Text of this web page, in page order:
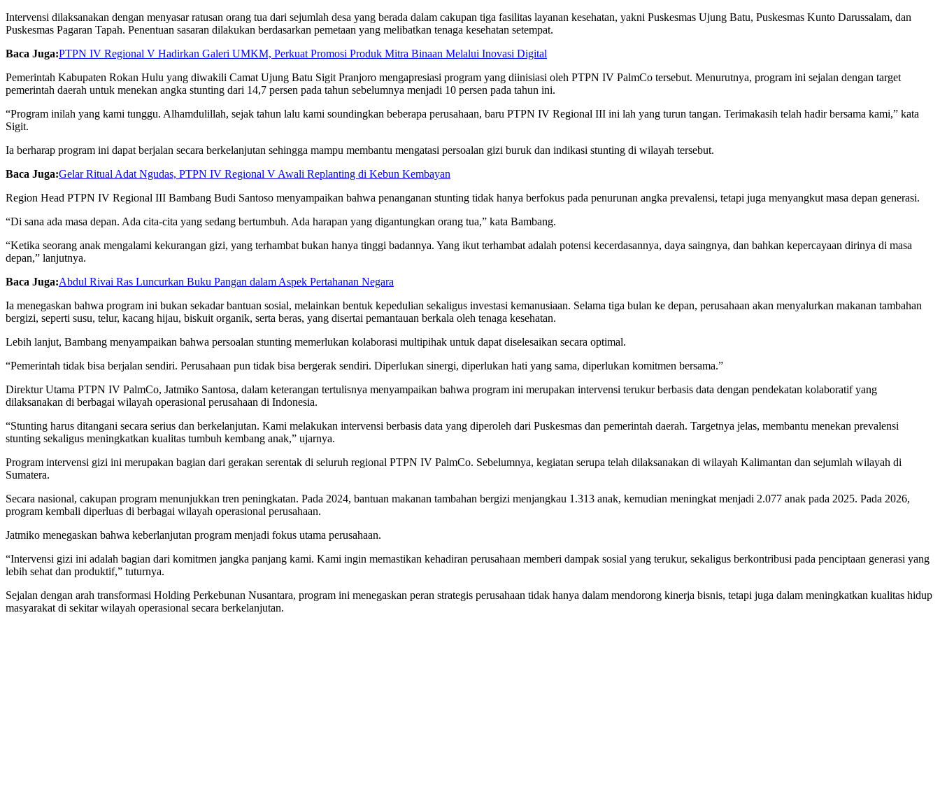
Intervensi dilaksanakan dengan menyasar ratusan orang tua dari sejumlah desa yang berada dalam cakupan tiga fasilitas layanan kesehatan, yakni Puskesmas Ujung Batu, Puskesmas Kunto Darussalam, dan
Puskesmas Pagaran Tapah. Penentuan sasaran dilakukan berdasarkan pemetaan yang melibatkan tenaga kesehatan setempat.
Baca Juga:PTPN IV Regional V Hadirkan Galeri UMKM, Perkuat Promosi Produk Mitra Binaan Melalui Inovasi Digital
Pemerintah Kabupaten Rokan Hulu yang diwakili Camat Ujung Batu Sigit Pranjoro mengapresiasi program yang diinisiasi oleh PTPN IV PalmCo tersebut. Menurutnya, program ini sejalan dengan target
pemerintah daerah untuk menekan angka stunting dari 14,7 persen pada tahun sebelumnya menjadi 10 persen pada tahun ini.
“Program inilah yang kami tunggu. Alhamdulillah, sejak tahun lalu kami soundingkan beberapa perusahaan, baru PTPN IV Regional III ini lah yang turun tangan. Terimakasih telah hadir bersama kami,” kata
Sigit.
Ia berharap program ini dapat berjalan secara berkelanjutan sehingga mampu membantu mengatasi persoalan gizi buruk dan indikasi stunting di wilayah tersebut.
Baca Juga:Gelar Ritual Adat Ngudas, PTPN IV Regional V Awali Replanting di Kebun Kembayan
Region Head PTPN IV Regional III Bambang Budi Santoso menyampaikan bahwa penanganan stunting tidak hanya berfokus pada penurunan angka prevalensi, tetapi juga menyangkut masa depan generasi.
“Di sana ada masa depan. Ada cita-cita yang sedang bertumbuh. Ada harapan yang digantungkan orang tua,” kata Bambang.
“Ketika seorang anak mengalami kekurangan gizi, yang terhambat bukan hanya tinggi badannya. Yang ikut terhambat adalah potensi kecerdasannya, daya saingnya, dan bahkan kepercayaan dirinya di masa
depan,” lanjutnya.
Baca Juga:Abdul Rivai Ras Luncurkan Buku Pangan dalam Aspek Pertahanan Negara
Ia menegaskan bahwa program ini bukan sekadar bantuan sosial, melainkan bentuk kepedulian sekaligus investasi kemanusiaan. Selama tiga bulan ke depan, perusahaan akan menyalurkan makanan tambahan
bergizi, seperti susu, telur, kacang hijau, biskuit organik, serta beras, yang disertai pemantauan berkala oleh tenaga kesehatan.
Lebih lanjut, Bambang menyampaikan bahwa persoalan stunting memerlukan kolaborasi multipihak untuk dapat diselesaikan secara optimal.
“Pemerintah tidak bisa berjalan sendiri. Perusahaan pun tidak bisa bergerak sendiri. Diperlukan sinergi, diperlukan hati yang sama, diperlukan komitmen bersama.”
Direktur Utama PTPN IV PalmCo, Jatmiko Santosa, dalam keterangan tertulisnya menyampaikan bahwa program ini merupakan intervensi terukur berbasis data dengan pendekatan kolaboratif yang
dilaksanakan di berbagai wilayah operasional perusahaan di Indonesia.
“Stunting harus ditangani secara serius dan berkelanjutan. Kami melakukan intervensi berbasis data yang diperoleh dari Puskesmas dan pemerintah daerah. Targetnya jelas, membantu menekan prevalensi
stunting sekaligus meningkatkan kualitas tumbuh kembang anak,” ujarnya.
Program intervensi gizi ini merupakan bagian dari gerakan serentak di seluruh regional PTPN IV PalmCo. Sebelumnya, kegiatan serupa telah dilaksanakan di wilayah Kalimantan dan sejumlah wilayah di
Sumatera.
Secara nasional, cakupan program menunjukkan tren peningkatan. Pada 2024, bantuan makanan tambahan bergizi menjangkau 1.313 anak, kemudian meningkat menjadi 2.077 anak pada 2025. Pada 2026,
program kembali diperluas di berbagai wilayah operasional perusahaan.
Jatmiko menegaskan bahwa keberlanjutan program menjadi fokus utama perusahaan.
“Intervensi gizi ini adalah bagian dari komitmen jangka panjang kami. Kami ingin memastikan kehadiran perusahaan memberi dampak sosial yang terukur, sekaligus berkontribusi pada penciptaan generasi yang
lebih sehat dan produktif,” tuturnya.
Sejalan dengan arah transformasi Holding Perkebunan Nusantara, program ini menegaskan peran strategis perusahaan tidak hanya dalam mendorong kinerja bisnis, tetapi juga dalam meningkatkan kualitas hidup
masyarakat di sekitar wilayah operasional secara berkelanjutan.